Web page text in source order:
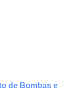
de Bombas e